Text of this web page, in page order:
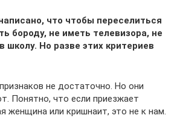
что чтобы переселиться
бороду, не иметь телевизора, не
школу. Но разве этих критериев
не достаточно. Но они
Понятно, что если приезжает
женщина или кришнаит, это не к нам.